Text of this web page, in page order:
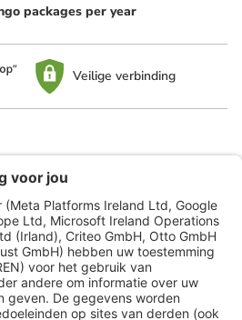
packages per year
Veilige verbinding